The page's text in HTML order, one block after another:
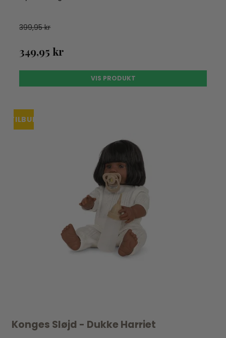
399,95 kr
349,95 kr
VIS PRODUKT
TILBUD
Konges Sløjd - Dukke Harriet